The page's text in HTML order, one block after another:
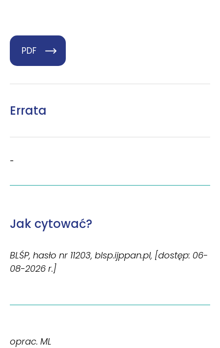
PDF
Errata
-
Jak cytować?
BLŚP, hasło nr 11203, blsp.ijppan.pl, [dostęp: 06-
08-2026 r.]
oprac. ML